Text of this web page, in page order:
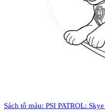
Sách tô màu: PSI PATROL: